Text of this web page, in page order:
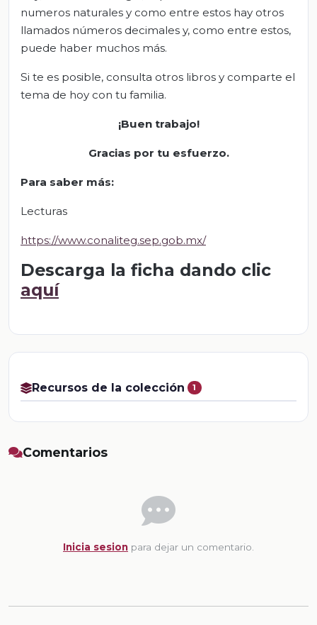
numeros naturales y como entre estos hay otros
llamados números decimales y, como entre estos,
puede haber muchos más.
Si te es posible, consulta otros libros y comparte el
tema de hoy con tu familia.
¡Buen trabajo!
Gracias por tu esfuerzo.
Para saber más:
Lecturas
https://www.conaliteg.sep.gob.mx/
Descarga la ficha dando clic
aquí
Recursos de la colección 1
Comentarios
Inicia sesion para dejar un comentario.